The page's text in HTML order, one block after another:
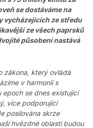
se dostáváme na
vycházejících ze středu
ze všech paprsků
působení nastává
zákona, který ovládá
v harmonii s
epoch se dnes existující
více podporující
posilována skrze
hvězdné oblasti budou